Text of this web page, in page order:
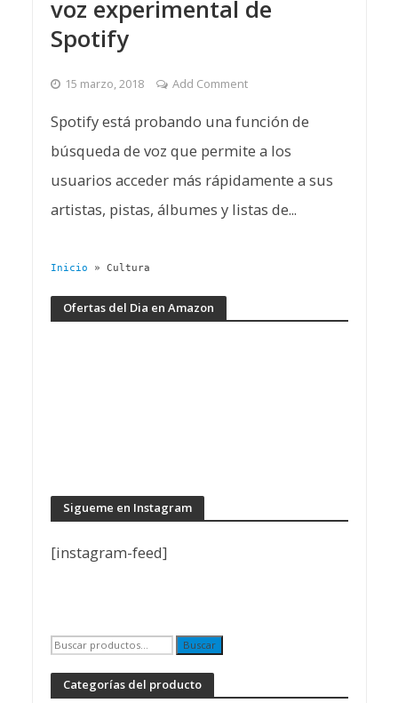
voz experimental de
Spotify
15 marzo, 2018 Add Comment
Spotify está probando una función de
búsqueda de voz que permite a los
usuarios acceder más rápidamente a sus
artistas, pistas, álbumes y listas de...
Inicio » Cultura
Ofertas del Dia en Amazon
Sigueme en Instagram
[instagram-feed]
Buscar
por:
Buscar
Categorías del producto